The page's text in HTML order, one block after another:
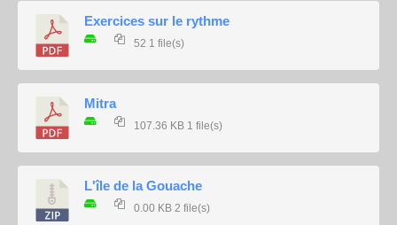
Exercices sur le rythme
52 1 file(s)
Mitra
107.36 KB 1 file(s)
L'île de la Gouache
0.00 KB 2 file(s)